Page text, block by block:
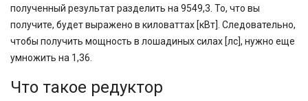
полученный результат разделить на 9549,3. То, что вы
получите, будет выражено в киловаттах [кВт]. Следовательно,
чтобы получить мощность в лошадиных силах [лс], нужно еще
умножить на 1,36.
Что такое редуктор